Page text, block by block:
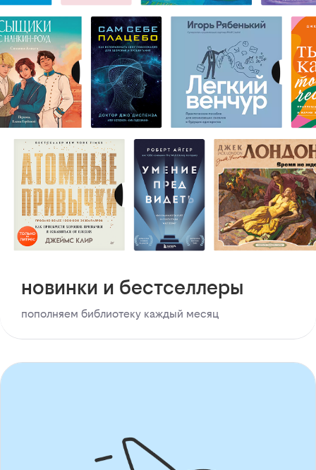
новинки и бестселлеры
пополняем библиотеку каждый месяц